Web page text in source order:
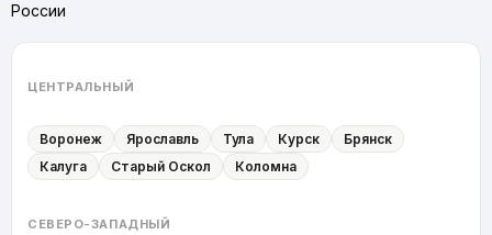
России
ЦЕНТРАЛЬНЫЙ
Воронеж Ярославль Тула Курск
Брянск
Калуга
Старый Оскол Коломна
СЕВЕРО-ЗАПАДНЫЙ